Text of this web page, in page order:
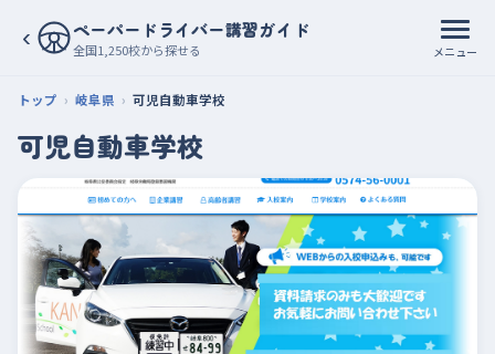
‹ ペーパードライバー講習ガイド
全国1,250校から探せる メニュー
トップ 岐阜県 可児自動車学校
可児自動車学校